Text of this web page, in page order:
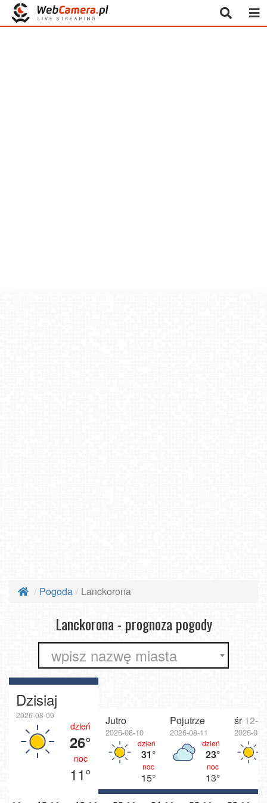
Pogoda Lanckorona
Lanckorona - prognoza pogody
wpisz nazwę miasta
Dzisiaj
2026-08-09
dzień
26°
noc
11°
Jutro
2026-08-10
dzień
31°
noc
15°
Pojutrze
2026-08-11
dzień
23°
noc
13°
śr12-
2026-08-